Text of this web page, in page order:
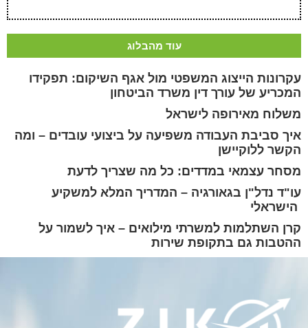
עוד מהבלוג
עקרונות הייצוג המשפטי מול אגף השיקום: תפקידו
המכריע של עורך דין משרד הביטחון
משלוח מאירופה לישראל
איך סביבת העבודה משפיעה על ביצועי עובדים – ומה
הקשר ללוקיישן
מסחר עצמאי במדדים: כל מה שצריך לדעת
עו"ד נדל"ן בגאורגיה – המדריך המלא למשקיע
הישראלי
קרן השתלמות למשרתי מילואים – איך לשמור על
ההטבות גם בתקופת שירות